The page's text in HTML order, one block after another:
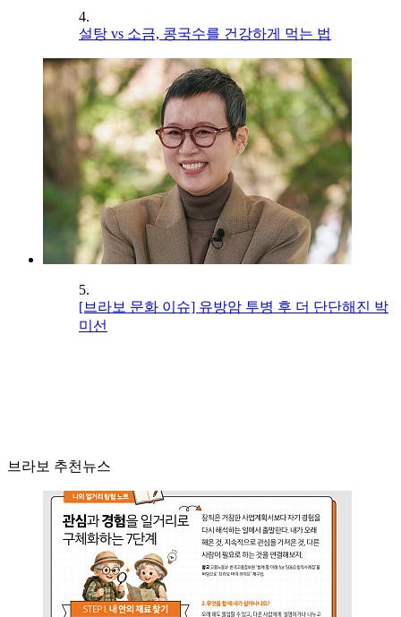
4.
설탕 vs 소금, 콩국수를 건강하게 먹는 법
5.
[브라보 문화 이슈] 유방암 투병 후 더 단단해진 박
미선
브라보 추천뉴스